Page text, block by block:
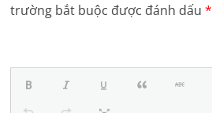
trường bắt buộc được đánh dấu*